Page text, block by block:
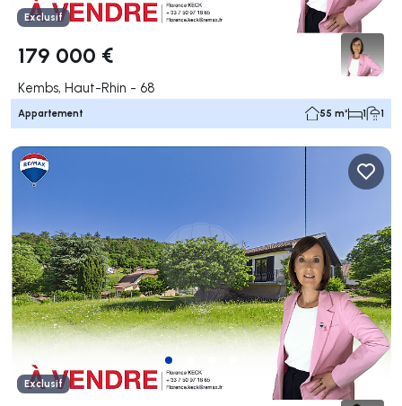
Exclusif
179 000 €
Kembs, Haut-Rhin - 68
Appartement 55 m² 1 1
Exclusif